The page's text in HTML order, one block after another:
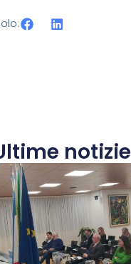
notizie